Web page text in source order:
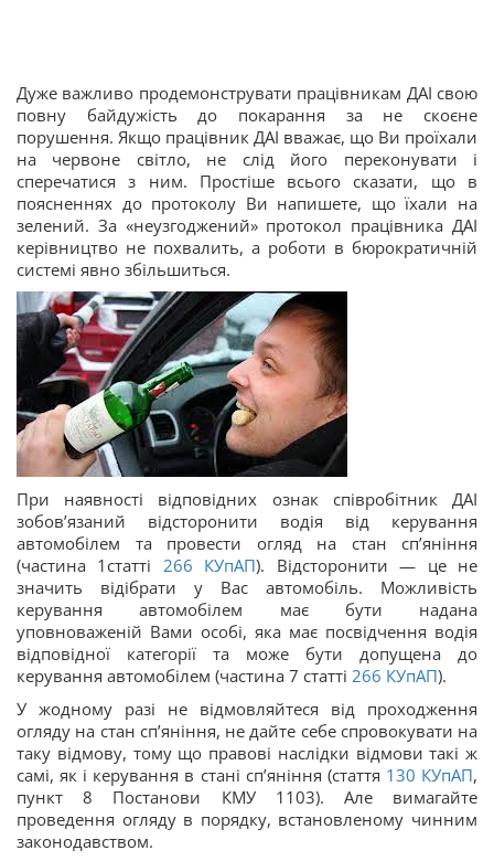
Дуже важливо продемонструвати працівникам ДАІ свою
повну байдужість до покарання за не скоєне
порушення. Якщо працівник ДАІ вважає, що Ви проїхали
на червоне світло, не слід його переконувати і
сперечатися з ним. Простіше всього сказати, що в
поясненнях до протоколу Ви напишете, що їхали на
зелений. За «неузгоджений» протокол працівника ДАІ
керівництво не похвалить, а роботи в бюрократичній
системі явно збільшиться.
При наявності відповідних ознак співробітник ДАІ
зобов’язаний відсторонити водія від керування
автомобілем та провести огляд на стан сп’яніння
(частина 1статті 266 КУпАП). Відсторонити — це не
значить відібрати у Вас автомобіль. Можливість
керування автомобілем має бути надана
уповноваженій Вами особі, яка має посвідчення водія
відповідної категорії та може бути допущена до
керування автомобілем (частина 7 статті 266 КУпАП).
У жодному разі не відмовляйтеся від проходження
огляду на стан сп’яніння, не дайте себе спровокувати на
таку відмову, тому що правові наслідки відмови такі ж
самі, як і керування в стані сп’яніння (стаття 130 КУпАП,
пункт 8 Постанови КМУ 1103). Але вимагайте
проведення огляду в порядку, встановленому чинним
законодавством.